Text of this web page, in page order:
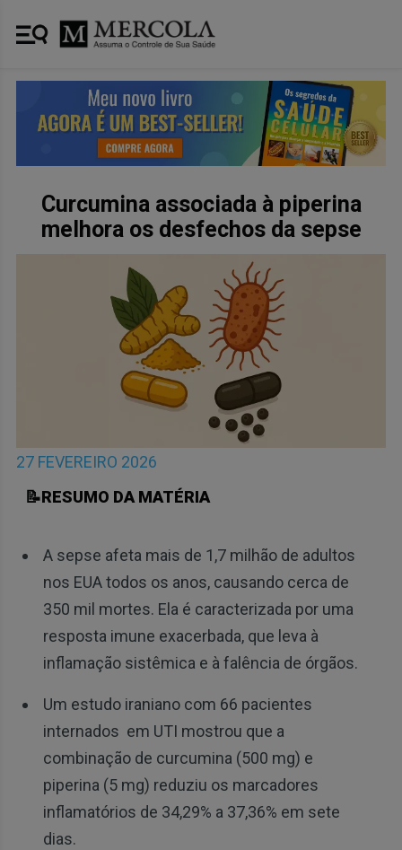
Curcumina associada à piperina
melhora os desfechos da sepse
27 FEVEREIRO 2026
📝RESUMO DA MATÉRIA
A sepse afeta mais de 1,7 milhão de adultos
nos EUA todos os anos, causando cerca de
350 mil mortes. Ela é caracterizada por uma
resposta imune exacerbada, que leva à
inflamação sistêmica e à falência de órgãos.
Um estudo iraniano com 66 pacientes
internados em UTI mostrou que a
combinação de curcumina (500 mg) e
piperina (5 mg) reduziu os marcadores
inflamatórios de 34,29% a 37,36% em sete
dias.